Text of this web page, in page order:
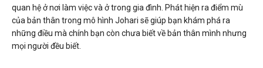
quan hệ ở nơi làm việc và ở trong gia đình. Phát hiện ra điểm mù
của bản thân trong mô hình Johari sẽ giúp bạn khám phá ra
những điều mà chính bạn còn chưa biết về bản thân mình nhưng
mọi người đều biết.